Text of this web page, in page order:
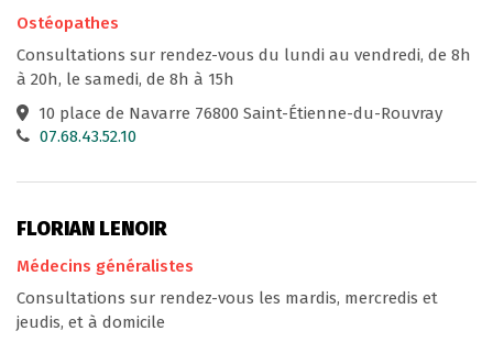
Ostéopathes
Consultations sur rendez-vous du lundi au vendredi, de 8h
à 20h, le samedi, de 8h à 15h
10 place de Navarre 76800 Saint-Étienne-du-Rouvray
07.68.43.52.10
FLORIAN LENOIR
Médecins généralistes
Consultations sur rendez-vous les mardis, mercredis et
jeudis, et à domicile